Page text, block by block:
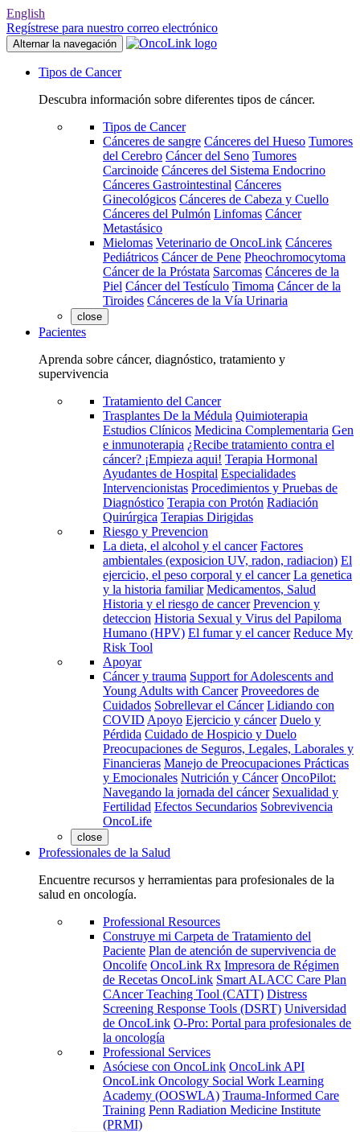
English
Regístrese para nuestro correo electrónico
Alternar la navegación
Tipos de Cancer
Descubra información sobre diferentes tipos de cáncer.
Tipos de Cancer
Cánceres de sangre Cánceres del Hueso Tumores
del Cerebro Cáncer del Seno Tumores
Carcinoide Cánceres del Sistema Endocrino
Cánceres Gastrointestinal Cánceres
Ginecológicos Cánceres de Cabeza y Cuello
Cánceres del Pulmón Linfomas Cáncer
Metastásico
Mielomas Veterinario de OncoLink Cánceres
Pediátricos Cáncer de Pene Pheochromocytoma
Cáncer de la Próstata Sarcomas Cánceres de la
Piel Cáncer del Testículo Timoma Cáncer de la
Tiroides Cánceres de la Vía Urinaria
close
Pacientes
Aprenda sobre cáncer, diagnóstico, tratamiento y
supervivencia
Tratamiento del Cancer
Trasplantes De la Médula Quimioterapia
Estudios Clínicos Medicina Complementaria Gen
e inmunoterapia ¿Recibe tratamiento contra el
cáncer? ¡Empieza aqui! Terapia Hormonal
Ayudantes de Hospital Especialidades
Intervencionistas Procedimientos y Pruebas de
Diagnóstico Terapia con Protón Radiación
Quirúrgica Terapias Dirigidas
Riesgo y Prevencion
La dieta, el alcohol y el cancer Factores
ambientales (exposicion UV, radon, radiacion) El
ejercicio, el peso corporal y el cancer La genetica
y la historia familiar Medicamentos, Salud
Historia y el riesgo de cancer Prevencion y
deteccion Historia Sexual y Virus del Papiloma
Humano (HPV) El fumar y el cancer Reduce My
Risk Tool
Apoyar
Cáncer y trauma Support for Adolescents and
Young Adults with Cancer Proveedores de
Cuidados Sobrellevar el Cáncer Lidiando con
COVID Apoyo Ejercicio y cáncer Duelo y
Pérdida Cuidado de Hospicio y Duelo
Preocupaciones de Seguros, Legales, Laborales y
Financieras Manejo de Preocupaciones Prácticas
y Emocionales Nutrición y Cáncer OncoPilot:
Navegando la jornada del cáncer Sexualidad y
Fertilidad Efectos Secundarios Sobrevivencia
OncoLife
close
Professionales de la Salud
Encuentre recursos y herramientas para profesionales de la
salud en oncología.
Professional Resources
Construye mi Carpeta de Tratamiento del
Paciente Plan de atención de supervivencia de
Oncolife OncoLink Rx Impresora de Régimen
de Recetas OncoLink Smart ALACC Care Plan
CAncer Teaching Tool (CATT) Distress
Screening Response Tools (DSRT) Universidad
de OncoLink O-Pro: Portal para profesionales de
la oncología
Professional Services
Asóciese con OncoLink OncoLink API
OncoLink Oncology Social Work Learning
Academy (OOSWLA) Trauma-Informed Care
Training Penn Radiation Medicine Institute
(PRMI)